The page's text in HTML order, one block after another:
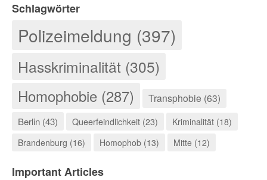
Schlagwörter
Polizeimeldung (397)
Hasskriminalität (305)
Homophobie (287)
Transphobie (63)
Berlin (43) Queerfeindlichkeit (23)
Kriminalität (18)
Brandenburg (16)
Homophob (13) Mitte (12)
Important Articles